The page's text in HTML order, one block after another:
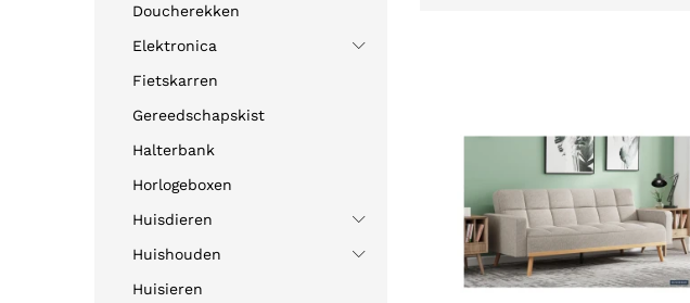
Doucherekken
Elektronica
Fietskarren
Gereedschapskist
Halterbank
Horlogeboxen
Huisdieren
Huishouden
Huisieren